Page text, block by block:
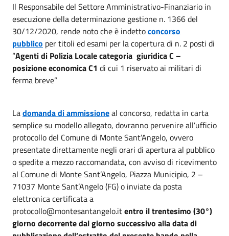
Il Responsabile del Settore Amministrativo-Finanziario in
esecuzione della determinazione gestione n. 1366 del
30/12/2020, rende noto che è indettoconcorso
pubblico per titoli ed esami per la copertura di n. 2 posti di
“Agenti di Polizia Locale categoria giuridica C –
posizione economica C1 di cui 1 riservatoai militari di
ferma breve”
Ladomanda di ammissioneal concorso, redatta in carta
semplice su modello allegato, dovranno pervenire all’ufficio
protocollo del Comune di Monte Sant’Angelo, ovvero
presentate direttamente negli orari di apertura al pubblico
o spedite a mezzo raccomandata, con avviso di ricevimento
al Comune di Monte Sant’Angelo, Piazza Municipio, 2 –
71037 Monte Sant’Angelo (FG) o inviate da posta
elettronica certificata a
protocollo@montesantangelo.itentro il trentesimo (30°)
giorno decorrente dal giorno successivo alla data di